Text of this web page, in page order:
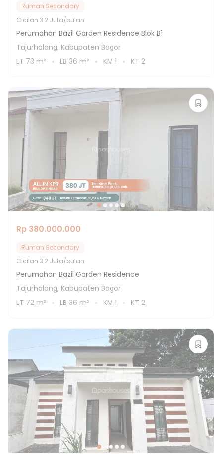
Rumah Secondary
Cicilan 3.2 Juta/bulan
Perumahan Bazil Garden Residence Blok B1
Tajurhalang, Kabupaten Bogor
LT 73 m² LB 36 m² KM 1 KT 2
Rp 380.000.000
Rumah Secondary
Cicilan 3.2 Juta/bulan
Perumahan Bazil Garden Residence
Tajurhalang, Kabupaten Bogor
LT 72 m² LB 36 m² KM 1 KT 2